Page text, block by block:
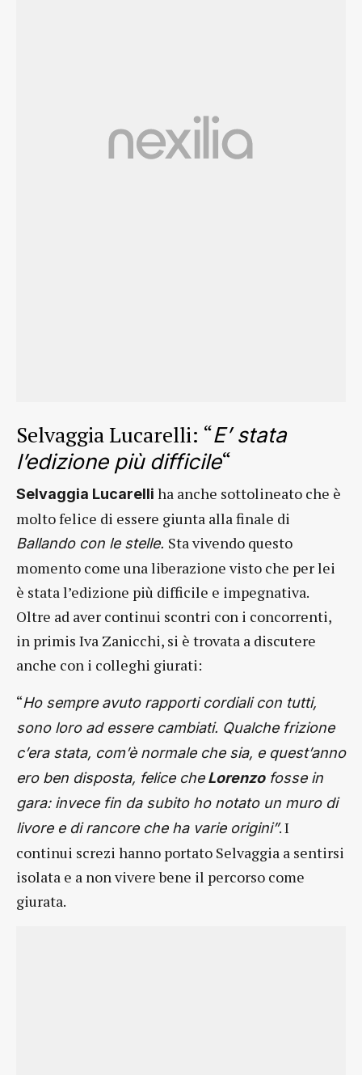
Selvaggia Lucarelli: “E’ stata
l’edizione più difficile“
Selvaggia Lucarelli ha anche sottolineato che è
molto felice di essere giunta alla finale di
Ballando con le stelle. Sta vivendo questo
momento come una liberazione visto che per lei
è stata l’edizione più difficile e impegnativa.
Oltre ad aver continui scontri con i concorrenti,
in primis Iva Zanicchi, si è trovata a discutere
anche con i colleghi giurati:
“Ho sempre avuto rapporti cordiali con tutti,
sono loro ad essere cambiati. Qualche frizione
c’era stata, com’è normale che sia, e quest’anno
ero ben disposta, felice cheLorenzofosse in
gara: invece fin da subito ho notato un muro di
livore e di rancore che ha varie origini”. I
continui screzi hanno portato Selvaggia a sentirsi
isolata e a non vivere bene il percorso come
giurata.